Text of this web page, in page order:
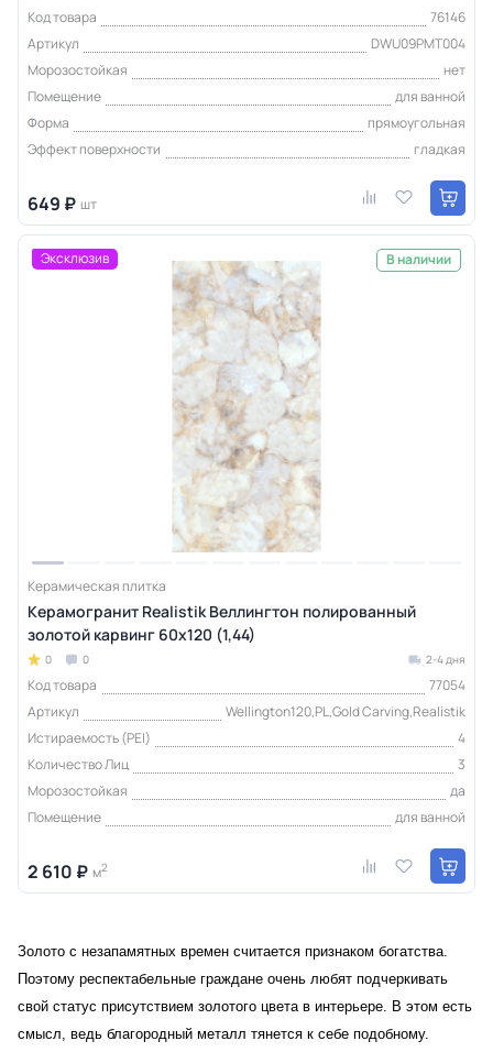
Код товара
76146
Артикул
DWU09PMT004
Морозостойкая
нет
Помещение
для ванной
Форма
прямоугольная
Эффект поверхности
гладкая
649 ₽ шт
Эксклюзив В наличии
Керамическая плитка
Керамогранит Realistik Веллингтон полированный
золотой карвинг 60x120 (1,44)
0 0 2-4 дня
Код товара
77054
Артикул
Wellington120,PL,Gold Carving,Realistik
Истираемость (PEI)
4
Количество Лиц
3
Морозостойкая
да
Помещение
для ванной
2 610 ₽ м2
Золото с незапамятных времен считается признаком богатства.
Поэтому респектабельные граждане очень любят подчеркивать
свой статус присутствием золотого цвета в интерьере. В этом есть
смысл, ведь благородный металл тянется к себе подобному.